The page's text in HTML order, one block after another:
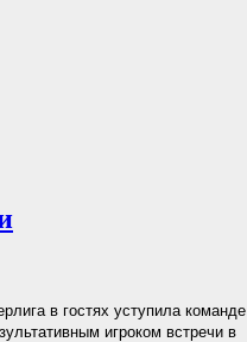
в гостях уступила команде
игроком встречи в